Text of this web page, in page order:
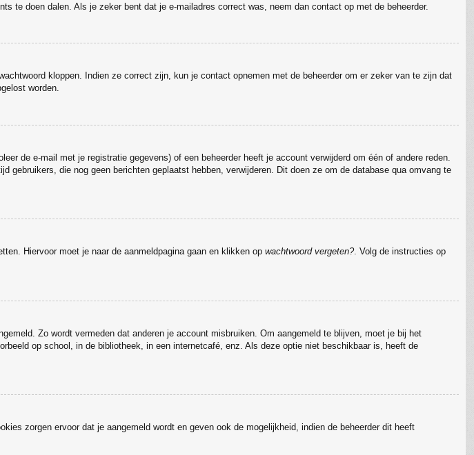
te doen dalen. Als je zeker bent dat je e-mailadres correct was, neem dan contact op met de beheerder.
kloppen. Indien ze correct zijn, kun je contact opnemen met de beheerder om er zeker van te zijn dat
worden.
de e-mail met je registratie gegevens) of een beheerder heeft je account verwijderd om één of andere reden.
die nog geen berichten geplaatst hebben, verwijderen. Dit doen ze om de database qua omvang te
Hiervoor moet je naar de aanmeldpagina gaan en klikken op wachtwoord vergeten?. Volg de instructies op
Zo wordt vermeden dat anderen je account misbruiken. Om aangemeld te blijven, moet je bij het
op school, in de bibliotheek, in een internetcafé, enz. Als deze optie niet beschikbaar is, heeft de
zorgen ervoor dat je aangemeld wordt en geven ook de mogelijkheid, indien de beheerder dit heeft